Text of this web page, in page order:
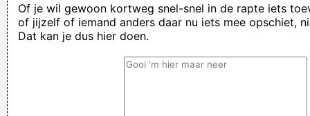
Of je wil gewoon kortweg snel-snel in de rapte iets
of jijzelf of iemand anders daar nu iets mee opschiet,
Dat kan je dus hier doen.